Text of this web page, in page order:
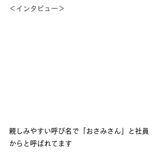
＜インタビュー＞
親しみやすい呼び名で「おさみさん」と社員
からと呼ばれてます